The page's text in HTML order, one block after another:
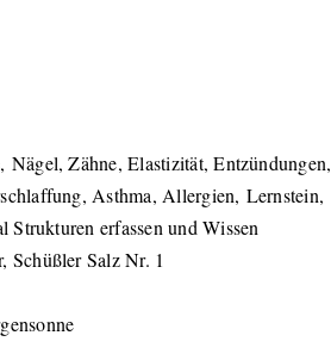
Zähne, Elastizität, Entzündungen,
Asthma, Allergien, Lernstein,
erfassen und Wissen
Schüßler Salz Nr. 1